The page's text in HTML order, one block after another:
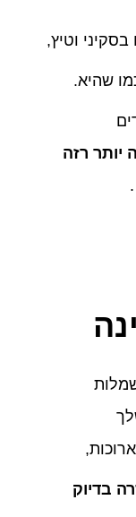
וטיץ,
שהיא.
יותר רזה
בדיוק